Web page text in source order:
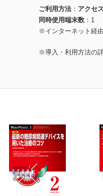
ご利用方法
アクセ
同時使用端末数
1
※インターネット経
※導入・利用方法の